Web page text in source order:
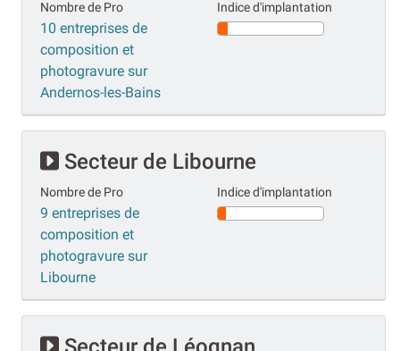
Nombre de Pro
10 entreprises de
composition et
photogravure sur
Andernos-les-Bains
Indice d'implantation
Secteur de Libourne
Nombre de Pro
9 entreprises de
composition et
photogravure sur
Libourne
Indice d'implantation